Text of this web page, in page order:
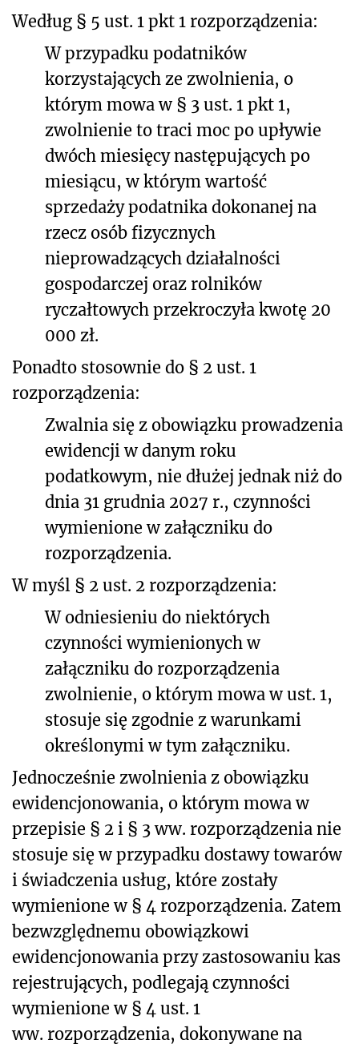
Według § 5 ust. 1 pkt 1 rozporządzenia:
W przypadku podatników
korzystających ze zwolnienia, o
którym mowa w § 3 ust. 1 pkt 1,
zwolnienie to traci moc po upływie
dwóch miesięcy następujących po
miesiącu, w którym wartość
sprzedaży podatnika dokonanej na
rzecz osób fizycznych
nieprowadzących działalności
gospodarczej oraz rolników
ryczałtowych przekroczyła kwotę 20
000 zł.
Ponadto stosownie do § 2 ust. 1
rozporządzenia:
Zwalnia się z obowiązku prowadzenia
ewidencji w danym roku
podatkowym, nie dłużej jednak niż do
dnia 31 grudnia 2027 r., czynności
wymienione w załączniku do
rozporządzenia.
W myśl § 2 ust. 2 rozporządzenia:
W odniesieniu do niektórych
czynności wymienionych w
załączniku do rozporządzenia
zwolnienie, o którym mowa w ust. 1,
stosuje się zgodnie z warunkami
określonymi w tym załączniku.
Jednocześnie zwolnienia z obowiązku
ewidencjonowania, o którym mowa w
przepisie § 2 i § 3 ww. rozporządzenia nie
stosuje się w przypadku dostawy towarów
i świadczenia usług, które zostały
wymienione w § 4 rozporządzenia. Zatem
bezwzględnemu obowiązkowi
ewidencjonowania przy zastosowaniu kas
rejestrujących, podlegają czynności
wymienione w § 4 ust. 1
ww. rozporządzenia, dokonywane na